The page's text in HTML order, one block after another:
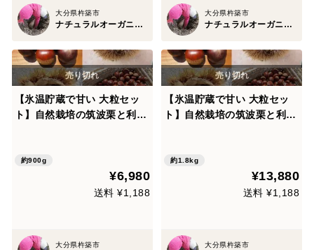
大分県杵築市
ナチュラルオーガニックファームベリーフルーツ
大分県杵築市
ナチュラルオーガニックファームベリーフルーツ
【氷温貯蔵で甘い 大粒セッ
ト】自然栽培の筑波栗と利平
約900g
¥6,980
送料 ¥1,188
大分県杵築市
【氷温貯蔵で甘い 大粒セッ
ト】自然栽培の筑波栗と利平
約1.8kg
¥13,880
送料 ¥1,188
大分県杵築市